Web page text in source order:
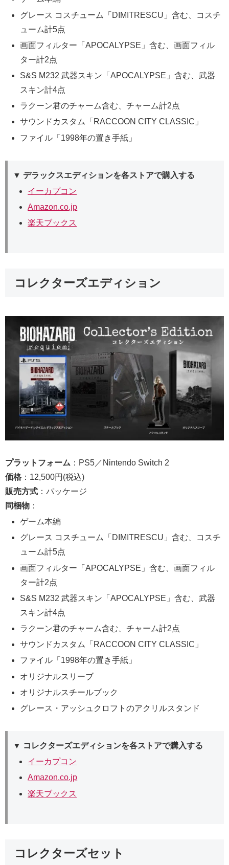
グレース コスチューム「DIMITRESCU」含む、コスチ
ューム計5点
画面フィルター「APOCALYPSE」含む、画面フィル
ター計2点
S&S M232 武器スキン「APOCALYPSE」含む、武器
スキン計4点
ラクーン君のチャーム含む、チャーム計2点
サウンドカスタム「RACCOON CITY CLASSIC」
ファイル「1998年の置き手紙」
▼ デラックスエディションを各ストアで購入する
イーカプコン
Amazon.co.jp
楽天ブックス
コレクターズエディション
プラットフォーム ：PS5／Nintendo Switch 2
価格 ：12,500円(税込)
販売方式 ：パッケージ
同梱物 ：
ゲーム本編
グレース コスチューム「DIMITRESCU」含む、コスチ
ューム計5点
画面フィルター「APOCALYPSE」含む、画面フィル
ター計2点
S&S M232 武器スキン「APOCALYPSE」含む、武器
スキン計4点
ラクーン君のチャーム含む、チャーム計2点
サウンドカスタム「RACCOON CITY CLASSIC」
ファイル「1998年の置き手紙」
オリジナルスリーブ
オリジナルスチールブック
グレース・アッシュクロフトのアクリルスタンド
▼ コレクターズエディションを各ストアで購入する
イーカプコン
Amazon.co.jp
楽天ブックス
コレクターズセット